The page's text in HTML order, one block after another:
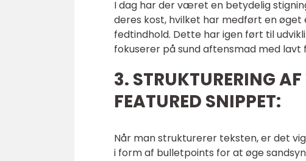
I dag har der været en betydelig
deres kost, hvilket har medført en
fedtindhold. Dette har igen ført til
fokuserer på sund aftensmad med lavt
3. STRUKTURERING
FEATURED SNIPPET:
Når man strukturerer teksten, er det
i form af bulletpoints for at øge